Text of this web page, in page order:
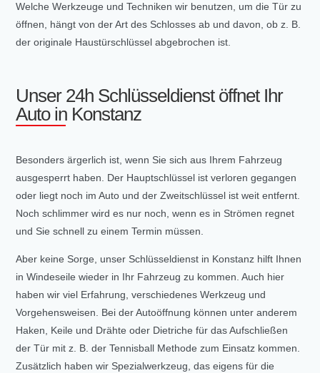
Welche Werkzeuge und Techniken wir benutzen, um die Tür zu
öffnen, hängt von der Art des Schlosses ab und davon, ob z. B.
der originale Haustürschlüssel abgebrochen ist.
Unser 24h Schlüsseldienst öffnet Ihr
Auto in Konstanz
Besonders ärgerlich ist, wenn Sie sich aus Ihrem Fahrzeug
ausgesperrt haben. Der Hauptschlüssel ist verloren gegangen
oder liegt noch im Auto und der Zweitschlüssel ist weit entfernt.
Noch schlimmer wird es nur noch, wenn es in Strömen regnet
und Sie schnell zu einem Termin müssen.
Aber keine Sorge, unser Schlüsseldienst in Konstanz hilft Ihnen
in Windeseile wieder in Ihr Fahrzeug zu kommen. Auch hier
haben wir viel Erfahrung, verschiedenes Werkzeug und
Vorgehensweisen. Bei der Autoöffnung können unter anderem
Haken, Keile und Drähte oder Dietriche für das Aufschließen
der Tür mit z. B. der Tennisball Methode zum Einsatz kommen.
Zusätzlich haben wir Spezialwerkzeug, das eigens für die